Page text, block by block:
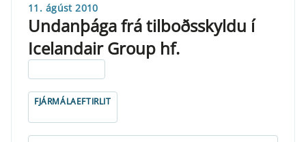
11. ágúst 2010
Undanþága frá tilboðsskyldu í
Icelandair Group hf.
FJÁRMÁLAEFTIRLIT